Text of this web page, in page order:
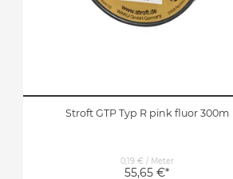
Stroft GTP Typ R pink fluor 300m
0,19 € / Meter
55,65 €*